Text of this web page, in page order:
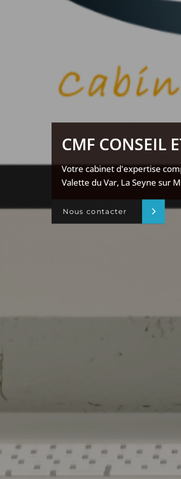
CMF CONSEIL
Votre cabinet d'expertise
Valette du Var, La Seyne sur
Nous contacter